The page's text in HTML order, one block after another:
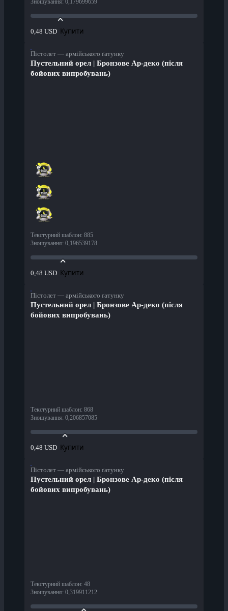
Зношування: 0,179699659
0,48 USD Купити
Пістолет — армійського ґатунку
Пустельний орел | Бронзове Ар-деко (після
бойових випробувань)
Текстурний шаблон: 885
Зношування: 0,196539178
0,48 USD Купити
Пістолет — армійського ґатунку
Пустельний орел | Бронзове Ар-деко (після
бойових випробувань)
Текстурний шаблон: 868
Зношування: 0,206857085
0,48 USD Купити
Пістолет — армійського ґатунку
Пустельний орел | Бронзове Ар-деко (після
бойових випробувань)
Текстурний шаблон: 48
Зношування: 0,319911212